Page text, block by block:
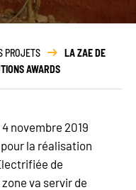
PROJETS
LA ZAE DE
AWARDS
novembre 2019
la réalisation
de
va servir de